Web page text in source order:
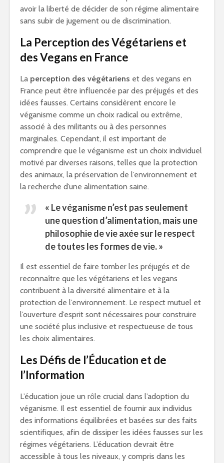
avoir la liberté de décider de son régime alimentaire
sans subir de jugement ou de discrimination.
La Perception des Végétariens et
des Vegans en France
La perception des végétariens et des vegans en
France peut être influencée par des préjugés et des
idées fausses. Certains considèrent encore le
véganisme comme un choix radical ou extrême,
associé à des militants ou à des personnes
marginales. Cependant, il est important de
comprendre que le véganisme est un choix individuel
motivé par diverses raisons, telles que la protection
des animaux, la préservation de l’environnement et
la recherche d’une alimentation saine.
« Le véganisme n’est pas seulement
une question d’alimentation, mais une
philosophie de vie axée sur le respect
de toutes les formes de vie. »
Il est essentiel de faire tomber les préjugés et de
reconnaître que les végétariens et les vegans
contribuent à la diversité alimentaire et à la
protection de l’environnement. Le respect mutuel et
l’ouverture d’esprit sont nécessaires pour construire
une société plus inclusive et respectueuse de tous
les choix alimentaires.
Les Défis de l’Éducation et de
l’Information
L’éducation joue un rôle crucial dans l’adoption du
véganisme. Il est essentiel de fournir aux individus
des informations équilibrées et basées sur des faits
scientifiques, afin de dissiper les idées fausses sur les
régimes végétariens. L’éducation devrait être
accessible à tous les niveaux, y compris dans les